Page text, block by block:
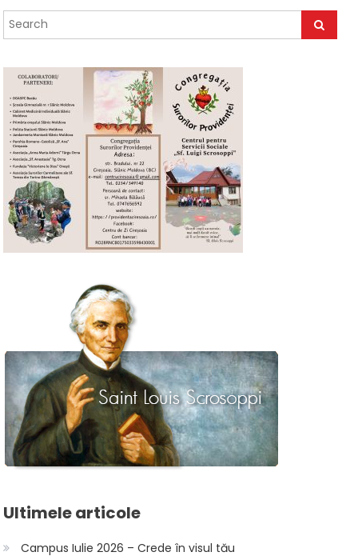
Ultimele articole
Campus Iulie 2026 – Crede în visul tău